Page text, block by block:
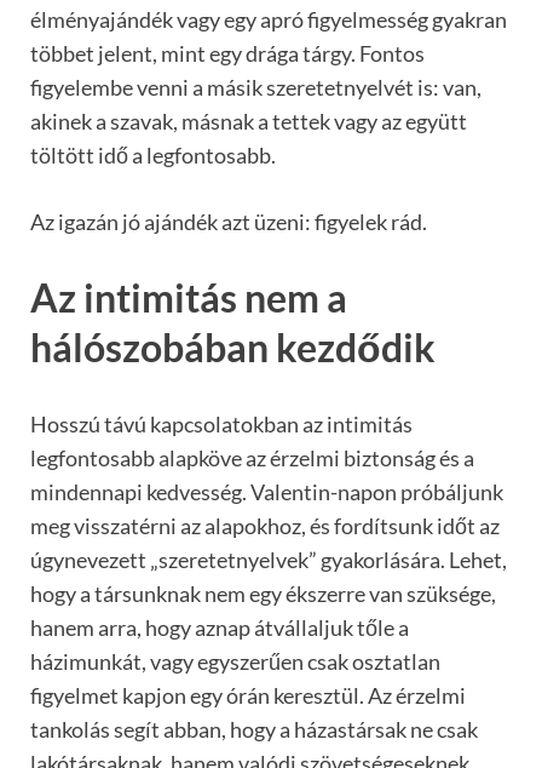
élményajándék vagy egy apró figyelmesség gyakran
többet jelent, mint egy drága tárgy. Fontos
figyelembe venni a másik szeretetnyelvét is: van,
akinek a szavak, másnak a tettek vagy az együtt
töltött idő a legfontosabb.
Az igazán jó ajándék azt üzeni: figyelek rád.
Az intimitás nem a
hálószobában kezdődik
Hosszú távú kapcsolatokban az intimitás
legfontosabb alapköve az érzelmi biztonság és a
mindennapi kedvesség. Valentin-napon próbáljunk
meg visszatérni az alapokhoz, és fordítsunk időt az
úgynevezett „szeretetnyelvek” gyakorlására. Lehet,
hogy a társunknak nem egy ékszerre van szüksége,
hanem arra, hogy aznap átvállaljuk tőle a
házimunkát, vagy egyszerűen csak osztatlan
figyelmet kapjon egy órán keresztül. Az érzelmi
tankolás segít abban, hogy a házastársak ne csak